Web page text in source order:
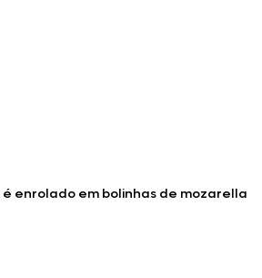
é enrolado em bolinhas de mozarella